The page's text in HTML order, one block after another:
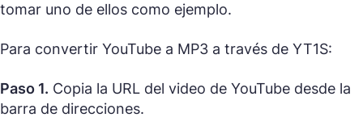
tomar uno de ellos como ejemplo.
Para convertir YouTube a MP3 a través de YT1S:
Paso 1. Copia la URL del video de YouTube desde la
barra de direcciones.